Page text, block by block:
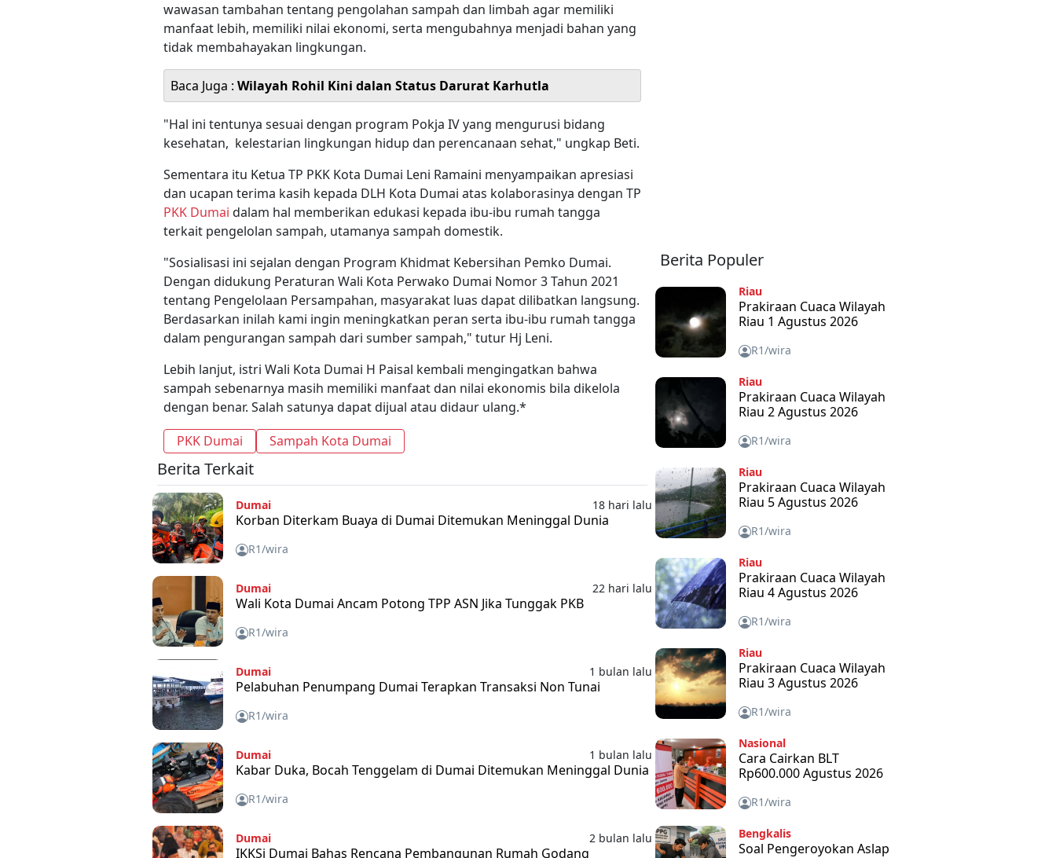
wawasan tambahan tentang pengolahan sampah dan limbah agar memiliki
manfaat lebih, memiliki nilai ekonomi, serta mengubahnya menjadi bahan yang
tidak membahayakan lingkungan.
Baca Juga : Wilayah Rohil Kini dalan Status Darurat Karhutla
"Hal ini tentunya sesuai dengan program Pokja IV yang mengurusi bidang
kesehatan, kelestarian lingkungan hidup dan perencanaan sehat," ungkap Beti.
Sementara itu Ketua TP PKK Kota Dumai Leni Ramaini menyampaikan apresiasi
dan ucapan terima kasih kepada DLH Kota Dumai atas kolaborasinya dengan TP
PKK Dumai dalam hal memberikan edukasi kepada ibu-ibu rumah tangga
terkait pengelolan sampah, utamanya sampah domestik.
"Sosialisasi ini sejalan dengan Program Khidmat Kebersihan Pemko Dumai.
Dengan didukung Peraturan Wali Kota Perwako Dumai Nomor 3 Tahun 2021
tentang Pengelolaan Persampahan, masyarakat luas dapat dilibatkan langsung.
Berdasarkan inilah kami ingin meningkatkan peran serta ibu-ibu rumah tangga
dalam pengurangan sampah dari sumber sampah," tutur Hj Leni.
Lebih lanjut, istri Wali Kota Dumai H Paisal kembali mengingatkan bahwa
sampah sebenarnya masih memiliki manfaat dan nilai ekonomis bila dikelola
dengan benar. Salah satunya dapat dijual atau didaur ulang.*
PKK Dumai
Sampah Kota Dumai
Berita Terkait
Dumai 18 hari lalu
Korban Diterkam Buaya di Dumai Ditemukan Meninggal Dunia
R1/wira
Dumai 22 hari lalu
Wali Kota Dumai Ancam Potong TPP ASN Jika Tunggak PKB
R1/wira
Dumai 1 bulan lalu
Pelabuhan Penumpang Dumai Terapkan Transaksi Non Tunai
R1/wira
Dumai 1 bulan lalu
Kabar Duka, Bocah Tenggelam di Dumai Ditemukan Meninggal Dunia
R1/wira
Dumai 2 bulan lalu
IKKSi Dumai Bahas Rencana Pembangunan Rumah Godang
Berita Populer
Riau
Prakiraan Cuaca Wilayah
Riau 1 Agustus 2026
R1/wira
Riau
Prakiraan Cuaca Wilayah
Riau 2 Agustus 2026
R1/wira
Riau
Prakiraan Cuaca Wilayah
Riau 5 Agustus 2026
R1/wira
Riau
Prakiraan Cuaca Wilayah
Riau 4 Agustus 2026
R1/wira
Riau
Prakiraan Cuaca Wilayah
Riau 3 Agustus 2026
R1/wira
Nasional
Cara Cairkan BLT
Rp600.000 Agustus 2026
R1/wira
Bengkalis
Soal Pengeroyokan Aslap